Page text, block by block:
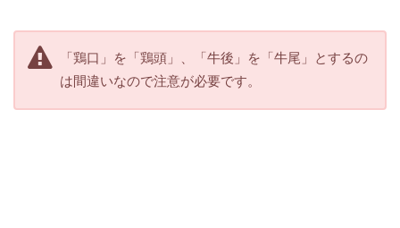
「鶏口」を「鶏頭」、「牛後」を「牛尾」とするの
は間違いなので注意が必要です。